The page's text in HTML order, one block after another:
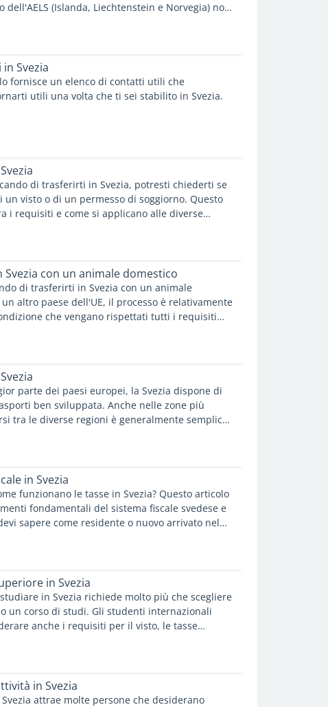
dell'AELS (Islanda, Liechtenstein e Norvegia) non
Per i cittadini di tutti gli altri paesi è
Svezia
fornisce un elenco di contatti utili che
utili una volta che ti sei stabilito in Svezia.
di trasferirti in Svezia, potresti chiederti se
un visto o di un permesso di soggiorno. Questo
i requisiti e come si applicano alle diverse
Svezia con un animale domestico
di trasferirti in Svezia con un animale
altro paese dell'UE, il processo è relativamente
che vengano rispettati tutti i requisiti
articolo illustra tutto ciò che devi sapere prima
parte dei paesi europei, la Svezia dispone di
ben sviluppata. Anche nelle zone più
tra le diverse regioni è generalmente semplice.
svedesi offrono inoltre estesi sistemi di
con biglietti singoli e abbonamenti
viaggia regolarmente.
in Svezia
funzionano le tasse in Svezia? Questo articolo
fondamentali del sistema fiscale svedese e
sapere come residente o nuovo arrivato nel
in Svezia
in Svezia richiede molto più che scegliere
un corso di studi. Gli studenti internazionali
anche i requisiti per il visto, le tasse
sanitaria e il funzionamento del
a studiare in Svezia.
in Svezia
attrae molte persone che desiderano